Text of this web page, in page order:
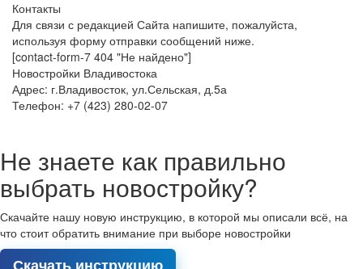
Контакты
Для связи с редакцией Сайта напишите, пожалуйста,
используя форму отправки сообщений ниже.
[contact-form-7 404 "Не найдено"]
Новостройки Владивостока
Адрес: г.Владивосток, ул.Сельская, д.5а
Телефон: +7 (423) 280-02-07
Не знаете как правильно
выбрать новостройку?
Скачайте нашу новую инструкцию, в которой мы описали всё, на
что стоит обратить внимание при выборе новостройки